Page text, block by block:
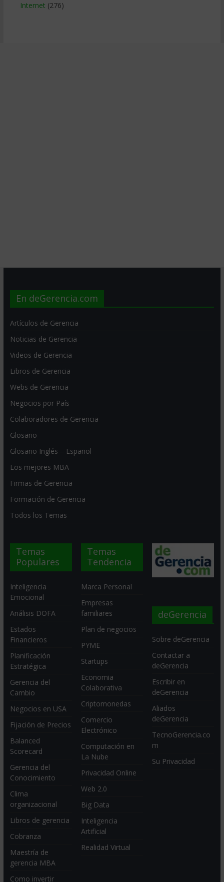
Internet (276)
En deGerencia.com
Artículos de Gerencia
Noticias de Gerencia
Videos de Gerencia
Libros de Gerencia
Webs de Gerencia
Negocios por País
Colaboradores de Gerencia
Glosario
Glosario Inglés – Español
Los mejores MBA
Firmas de Gerencia
Formación de Gerencia
Todos los Temas
Temas
Populares
Inteligencia
Emocional
Análisis DOFA
Estados
Financieros
Planificación
Estratégica
Gerencia del
Cambio
Negocios en USA
Fijación de Precios
Balanced
Scorecard
Gerencia del
Conocimiento
Clima
organizacional
Libros de gerencia
Cobranza
Maestría de
gerencia MBA
Como invertir
Temas
Tendencia
Marca Personal
Empresas
familiares
Plan de negocios
PYME
Startups
Economia
Colaborativa
Criptomonedas
Comercio
Electrónico
Computación en
La Nube
Privacidad Online
Web 2.0
Big Data
Inteligencia
Artificial
Realidad Virtual
deGerencia
Sobre deGerencia
Contactar a
deGerencia
Escribir en
deGerencia
Aliados
deGerencia
TecnoGerencia.co
m
Su Privacidad